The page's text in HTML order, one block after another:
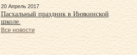
20 Апрель 2017
Пасхальный праздник в Инякинской
школе.
Все новости